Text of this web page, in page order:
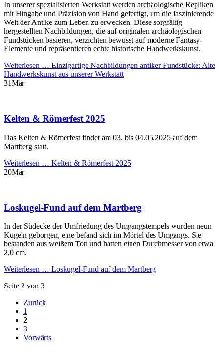
In unserer spezialisierten Werkstatt werden archäologische Repliken
mit Hingabe und Präzision von Hand gefertigt, um die faszinierende
Welt der Antike zum Leben zu erwecken. Diese sorgfältig
hergestellten Nachbildungen, die auf originalen archäologischen
Fundstücken basieren, verzichten bewusst auf moderne Fantasy-
Elemente und repräsentieren echte historische Handwerkskunst.
Weiterlesen … Einzigartige Nachbildungen antiker Fundstücke: Alte
Handwerkskunst aus unserer Werkstatt
31Mär
Kelten & Römerfest 2025
Das Kelten & Römerfest findet am 03. bis 04.05.2025 auf dem
Martberg statt.
Weiterlesen … Kelten & Römerfest 2025
20Mär
Loskugel-Fund auf dem Martberg
In der Südecke der Umfriedung des Umgangstempels wurden neun
Kugeln geborgen, eine befand sich im Mörtel des Umgangs. Sie
bestanden aus weißem Ton und hatten einen Durchmesser von etwa
2,0 cm.
Weiterlesen … Loskugel-Fund auf dem Martberg
Seite 2 von 3
Zurück
1
2
3
Vorwärts